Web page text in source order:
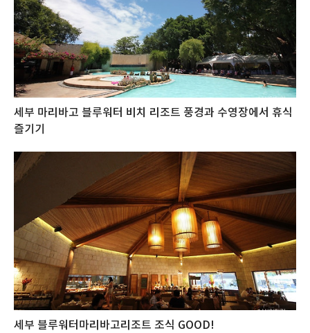
세부 마리바고 블루워터 비치 리조트 풍경과 수영장에서 휴식
즐기기
세부 블루워터마리바고리조트 조식 GOOD!